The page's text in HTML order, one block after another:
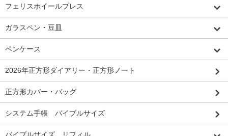
フェリスホイールプレス
ガラスペン・豆皿
ペンケース
2026年正方形ダイアリー・正方形ノート
正方形カバー・バッグ
システム手帳 バイブルサイズ